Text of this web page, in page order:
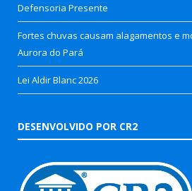
Defensoria Presente
Fortes chuvas causam alagamentos e
Aurora do Pará
Lei Aldir Blanc 2026
DESENVOLVIDO POR CR2